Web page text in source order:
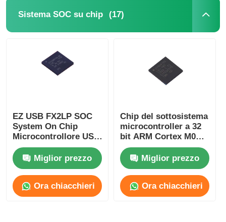
Visita alla fabbrica
Controllo Qualità
Contattaci
Sistema SOC su chip (17)
EZ USB FX2LP SOC
System On Chip
Microcontrollore USB
ad alta velocità
CY7C68013A-56LTXC
Miglior prezzo
Ora chiacchieri
Chip del sottosistema
microcontroller a 32
bit ARM Cortex M0
CY8C4125LQI-483
Miglior prezzo
Ora chiacchieri